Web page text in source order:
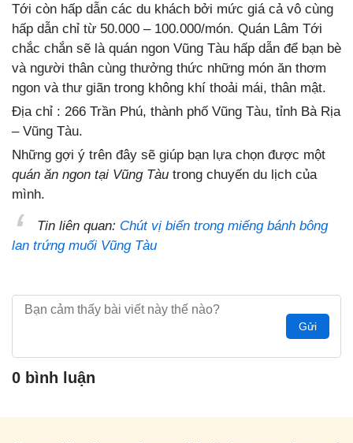
Tới còn hấp dẫn các du khách bởi mức giá cả vô cùng
hấp dẫn chỉ từ 50.000 – 100.000/món. Quán Lâm Tới
chắc chắn sẽ là quán ngon Vũng Tàu hấp dẫn để bạn bè
và người thân cùng thưởng thức những món ăn thơm
ngon và thư giãn trong không khí thoải mái, thân mật.
Địa chỉ : 266 Trần Phú, thành phố Vũng Tàu, tỉnh Bà Rịa
– Vũng Tàu.
Những gợi ý trên đây sẽ giúp bạn lựa chọn được một
quán ăn ngon tại Vũng Tàu trong chuyến du lịch của
mình.
Tin liên quan: Chút vị biển trong miếng bánh bông
lan trứng muối Vũng Tàu
Gửi
0 bình luận